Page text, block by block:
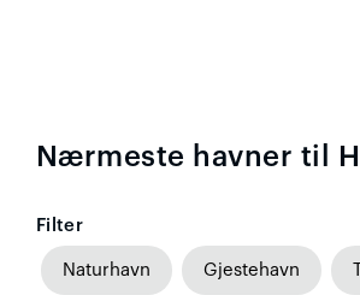
Nærmeste havner til
Filter
Naturhavn Gjestehavn